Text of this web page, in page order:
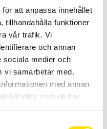
att anpassa innehållet
tillhandahålla funktioner
vår trafik. Vi
och annan
sociala medier och
vi samarbetar med.
med annan
eller som de har
LÄS MER